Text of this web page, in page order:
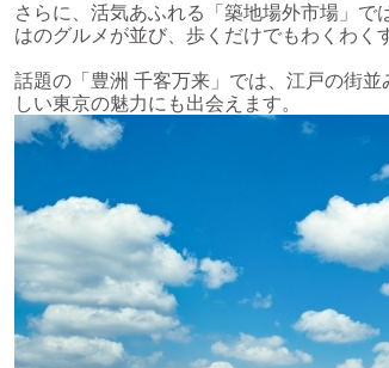
さらに、活気あふれる「築地場外市場」
はのグルメが並び、歩くだけでもわくわく
話題の「豊洲 千客万来」では、江戸の街
しい東京の魅力にも出会えます。